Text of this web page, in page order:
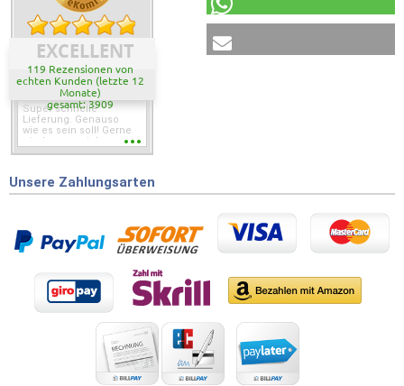
EXCELLENT
119 Rezensionen von
echten Kunden (letzte 12
Monate)
gesamt: 3909
Super schnelle
Lieferung. Genauso
wie es sein soll! Gerne
wieder wenn ich was
Unsere Zahlungsarten